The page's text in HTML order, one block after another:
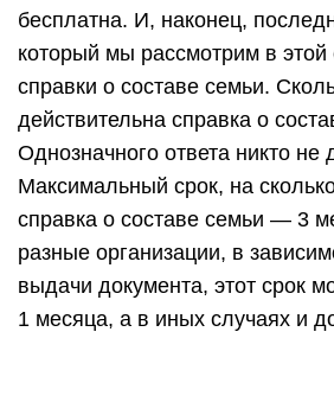
бесплатна. И, наконец,
который мы рассмотрим в этой
справки о составе семьи.
действительна справка о
Однозначного ответа никто не
Максимальный срок, на
справка о составе семьи — 3
разные организации, в
выдачи документа, этот срок
1 месяца, а в иных случаях и